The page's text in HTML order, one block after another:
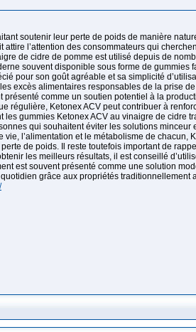
soutenir leur perte de poids de manière
l’attention des consommateurs qui
de cidre de pomme est utilisé depuis de
souvent disponible sous forme de gummies
pour son goût agréable et sa simplicité
excès alimentaires responsables de la prise
comme un soutien potentiel à la
régulière, Ketonex ACV peut contribuer à
gummies Ketonex ACV au vinaigre de cidre
qui souhaitent éviter les solutions
l’alimentation et le métabolisme de chacun,
de poids. Il reste toutefois important de
les meilleurs résultats, il est conseillé
est souvent présenté comme une solution
grâce aux propriétés